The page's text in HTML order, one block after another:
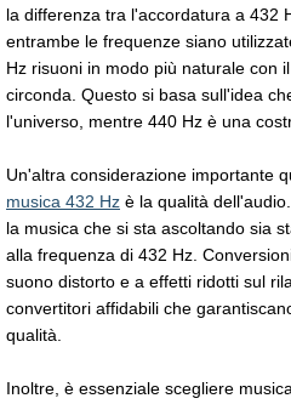
la differenza tra l'accordatura a 432
entrambe le frequenze siano
Hz risuoni in modo più naturale con
circonda. Questo si basa sull'idea
l'universo, mentre 440 Hz è una
Un'altra considerazione importante
musica 432 Hz è la qualità
la musica che si sta ascoltando sia
alla frequenza di 432 Hz.
suono distorto e a effetti ridotti sul
convertitori affidabili che
qualità.
Inoltre, è essenziale scegliere